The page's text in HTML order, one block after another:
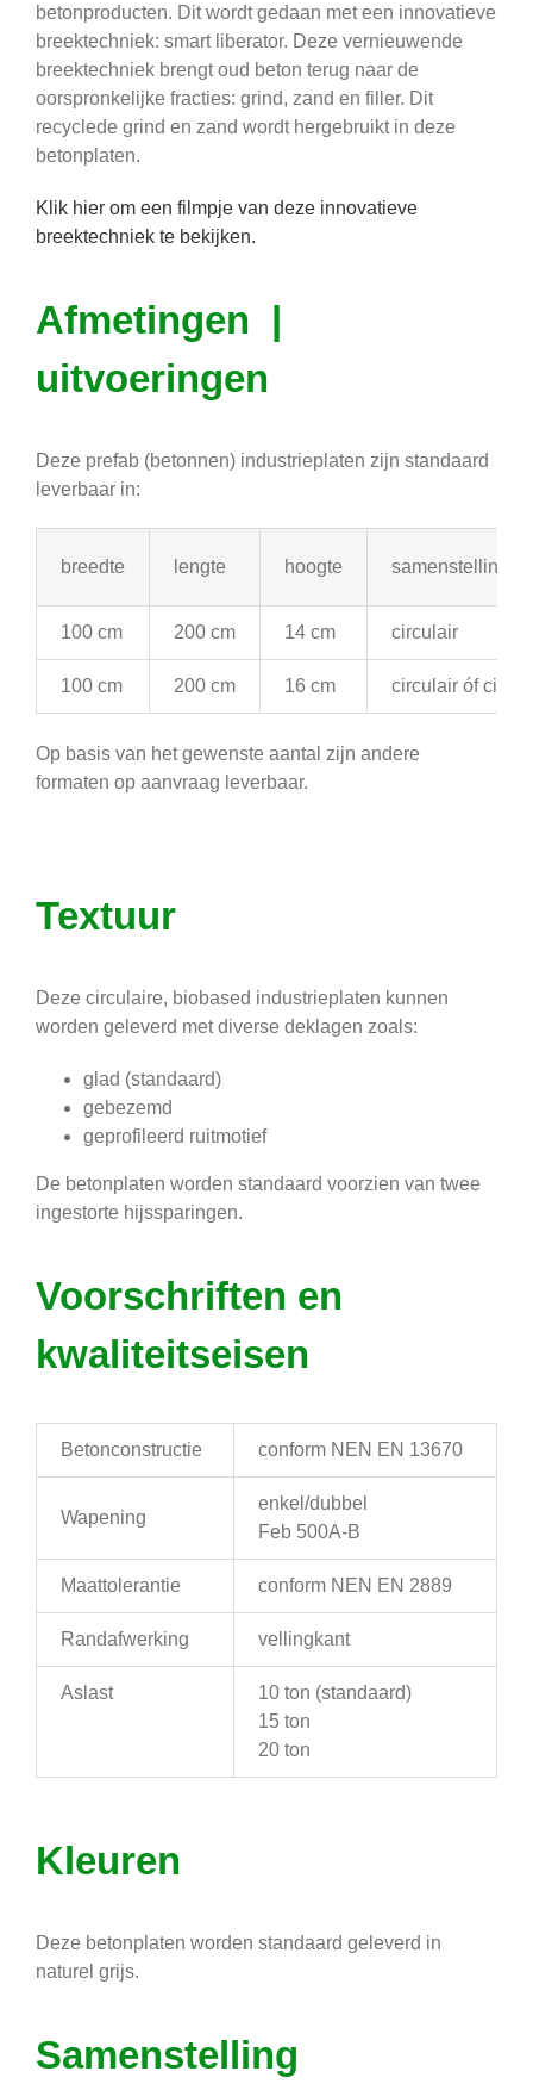
betonproducten. Dit wordt gedaan met een innovatieve
breektechniek: smart liberator. Deze vernieuwende
breektechniek brengt oud beton terug naar de
oorspronkelijke fracties: grind, zand en filler. Dit
recyclede grind en zand wordt hergebruikt in deze
betonplaten.
Klik hier om een filmpje van deze innovatieve
breektechniek te bekijken.
Afmetingen |
uitvoeringen
Deze prefab (betonnen) industrieplaten zijn standaard
leverbaar in:
breedte lengte hoogte samenstelling
100 cm 200 cm 14 cm circulair
100 cm 200 cm 16 cm circulair óf
Op basis van het gewenste aantal zijn andere
formaten op aanvraag leverbaar.
Textuur
Deze circulaire, biobased industrieplaten kunnen
worden geleverd met diverse deklagen zoals:
glad (standaard)
gebezemd
geprofileerd ruitmotief
De betonplaten worden standaard voorzien van twee
ingestorte hijssparingen.
Voorschriften en
kwaliteitseisen
Betonconstructie conform NEN EN 13670
Wapening
enkel/dubbel
Feb 500A-B
Maattolerantie conform NEN EN 2889
Randafwerking vellingkant
Aslast
10 ton (standaard)
15 ton
20 ton
Kleuren
Deze betonplaten worden standaard geleverd in
naturel grijs.
Samenstelling